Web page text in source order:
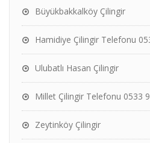
Büyükbakkalköy Çilingir
Hamidiye Çilingir Telefonu
Ulubatlı Hasan Çilingir
Millet Çilingir Telefonu 0533
Zeytinköy Çilingir